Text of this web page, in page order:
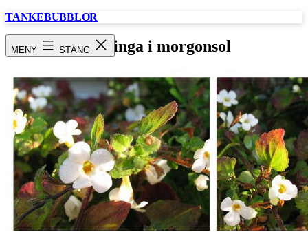
Hoppa
TANKEBUBBLOR
MENY STÄNGSnöflinga i morgonsol